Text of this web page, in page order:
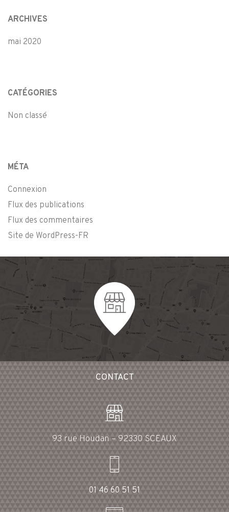
ARCHIVES
mai 2020
CATÉGORIES
Non classé
MÉTA
Connexion
Flux des publications
Flux des commentaires
Site de WordPress-FR
CONTACT
93 rue Houdan – 92330 SCEAUX
01 46 60 51 51